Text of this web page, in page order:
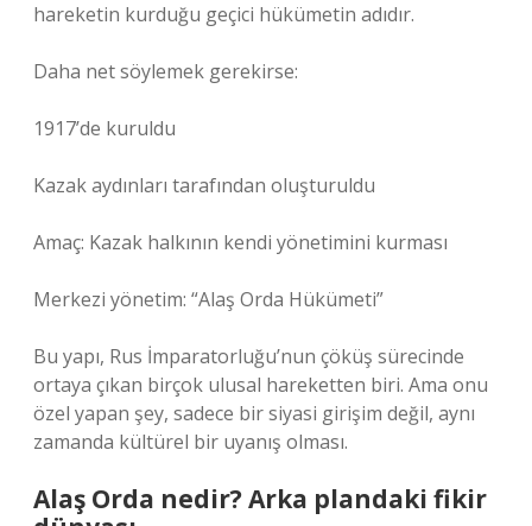
hareketin kurduğu geçici hükümetin adıdır.
Daha net söylemek gerekirse:
1917’de kuruldu
Kazak aydınları tarafından oluşturuldu
Amaç: Kazak halkının kendi yönetimini kurması
Merkezi yönetim: “Alaş Orda Hükümeti”
Bu yapı, Rus İmparatorluğu’nun çöküş sürecinde
ortaya çıkan birçok ulusal hareketten biri. Ama onu
özel yapan şey, sadece bir siyasi girişim değil, aynı
zamanda kültürel bir uyanış olması.
Alaş Orda nedir? Arka plandaki fikir